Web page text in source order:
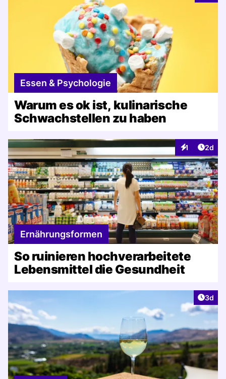
Essen & Psychologie
Warum es ok ist, kulinarische
Schwachstellen zu haben
1
Interaktionen
2d
Ernährungsformen
So ruinieren hochverarbeitete
Lebensmittel die Gesundheit
3d